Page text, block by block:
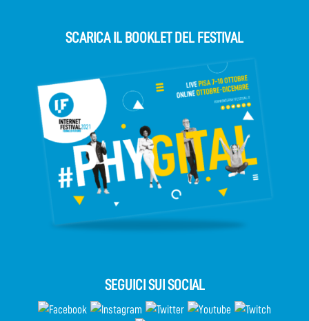
SCARICA IL BOOKLET DEL FESTIVAL
SEGUICI SUI SOCIAL